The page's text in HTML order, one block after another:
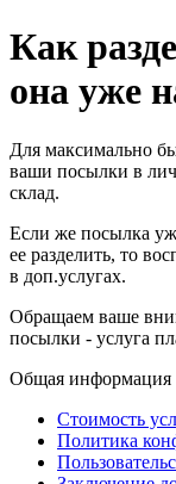
Как
она уже
Для максимально
ваши посылки в
склад.
Если же посылка
ее разделить, то
в доп.услугах.
Обращаем ваше
посылки - услуга
Общая информация
Стоимость
Политика